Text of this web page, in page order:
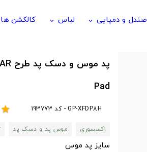
صندل و دمپایی keyboard_arrow_down لباس keyboard_arrow_down کالکشن ها
Pad
GP-XFDP8H - کد 193773 star
اکسسوری
موس پد و دسک پد
سایز پد موس